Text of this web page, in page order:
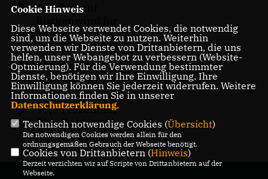
100 Prozent
Sturm
Landtagswahl
2026 im Blick
97,9 Prozent für
Olav Gutting
Cookie Hinweis
Diese Webseite verwendet Cookies, die notwendig
sind, um die Webseite zu nutzen. Weiterhin
verwenden wir Dienste von Drittanbietern, die uns
helfen, unser Webangebot zu verbessern (Website-
Optmierung). Für die Verwendung bestimmter
Dienste, benötigen wir Ihre Einwilligung. Ihre
Einwilligung können Sie jederzeit widerrufen. Weitere
Informationen finden Sie in unserer
Datenschutzerklärung.
Technisch notwendige Cookies (Übersicht)
Die notwendigen Cookies werden allein für den
ordnungsgemäßen Gebrauch der Webseite benötigt.
Cookies von Drittanbietern (Hinweis)
Derzeit verzichten wir auf Scripte von Drittanbietern auf der
Webseite.